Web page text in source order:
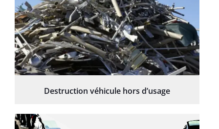
Destruction véhicule hors d’usage